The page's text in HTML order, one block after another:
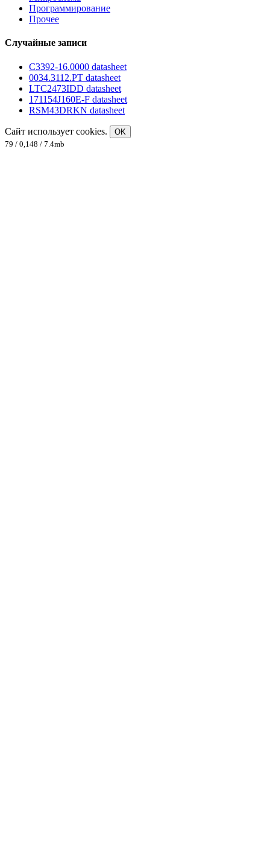
Программирование
Прочее
Случайные записи
C3392-16.0000 datasheet
0034.3112.PT datasheet
LTC2473IDD datasheet
171154J160E-F datasheet
RSM43DRKN datasheet
Сайт использует cookies.
OK
79 / 0,148 / 7.4mb